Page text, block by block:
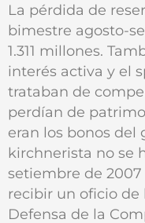
La pérdida de
bimestre agosto-
1.311 millones.
interés activa y el
trataban de
perdían de
eran los bonos del
kirchnerista no se
setiembre de
recibir un oficio de
Defensa de la